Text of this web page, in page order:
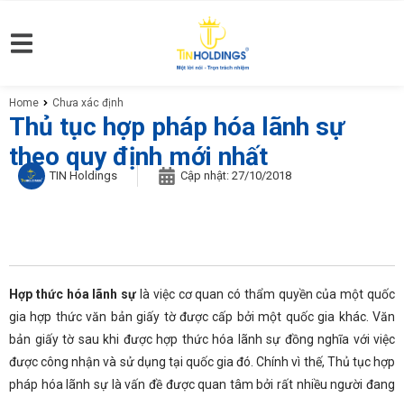
You are here:
Home Chưa xác định
Thủ tục hợp pháp hóa lãnh sự
theo quy định mới nhất
TIN Holdings Cập nhật: 27/10/2018
Hợp thức hóa lãnh sự là việc cơ quan có thẩm quyền của một quốc
gia hợp thức văn bản giấy tờ được cấp bởi một quốc gia khác. Văn
bản giấy tờ sau khi được hợp thức hóa lãnh sự đồng nghĩa với việc
được công nhận và sử dụng tại quốc gia đó. Chính vì thế, Thủ tục hợp
pháp hóa lãnh sự là vấn đề được quan tâm bởi rất nhiều người đang